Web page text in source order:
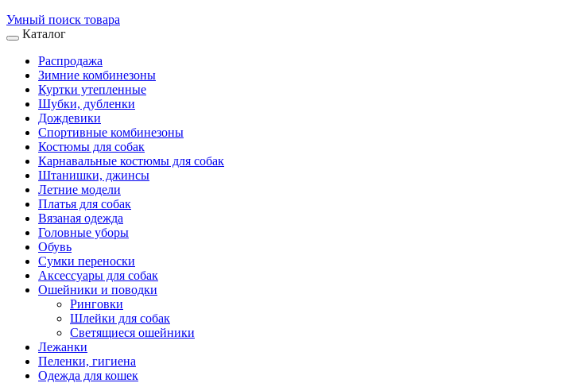
Умный поиск товара
Каталог
Распродажа
Зимние комбинезоны
Куртки утепленные
Шубки, дубленки
Дождевики
Спортивные комбинезоны
Костюмы для собак
Карнавальные костюмы для собак
Штанишки, джинсы
Летние модели
Платья для собак
Вязаная одежда
Головные уборы
Обувь
Сумки переноски
Аксессуары для собак
Ошейники и поводки
Ринговки
Шлейки для собак
Светящиеся ошейники
Лежанки
Пеленки, гигиена
Одежда для кошек